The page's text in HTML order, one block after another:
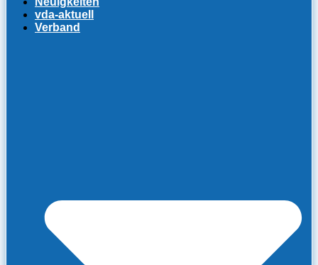
vda-aktuell
Verband